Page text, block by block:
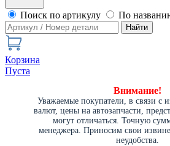
Поиск по артикулу По
Найти
Корзина
Пуста
Внимание!
Уважаемые покупатели, в связи с
валют, цены на автозапчасти,
могут отличаться. Точную
менеджера. Приносим свои
неудобства.